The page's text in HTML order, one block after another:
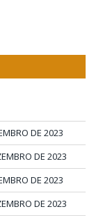
DE 2023
DE 2023
DE 2023
DE 2023